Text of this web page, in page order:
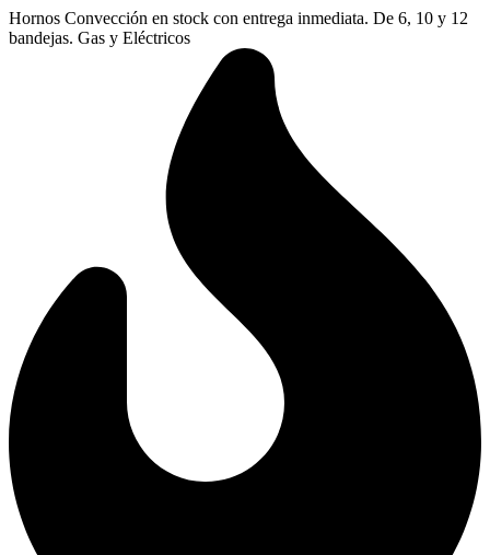
Ir
al
Hornos Convección en stock con entrega inmediata. De 6, 10 y 12
bandejas. Gas y Eléctricos